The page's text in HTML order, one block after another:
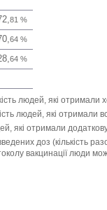
81 %
64 %
64 %
людей, які отримали
людей, які отримали
які отримали
доз (кількість
вакцинації люди